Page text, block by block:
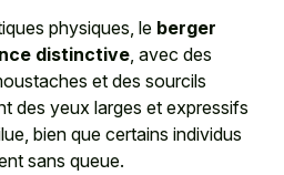
physiques, le berger
distinctive, avec des
et des sourcils
des yeux larges et expressifs
bien que certains individus
sans queue.